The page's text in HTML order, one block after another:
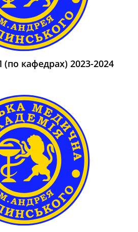
кафедрах) 2023-2024